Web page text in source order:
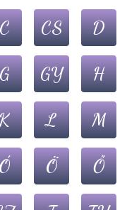
CS D
GY H
L M
Ö Ő